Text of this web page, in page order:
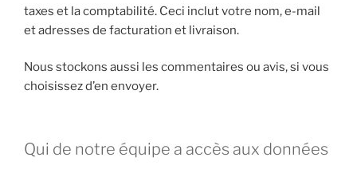
taxes et la comptabilité. Ceci inclut votre nom, e-mail
et adresses de facturation et livraison.
Nous stockons aussi les commentaires ou avis, si vous
choisissez d’en envoyer.
Qui de notre équipe a accès aux données